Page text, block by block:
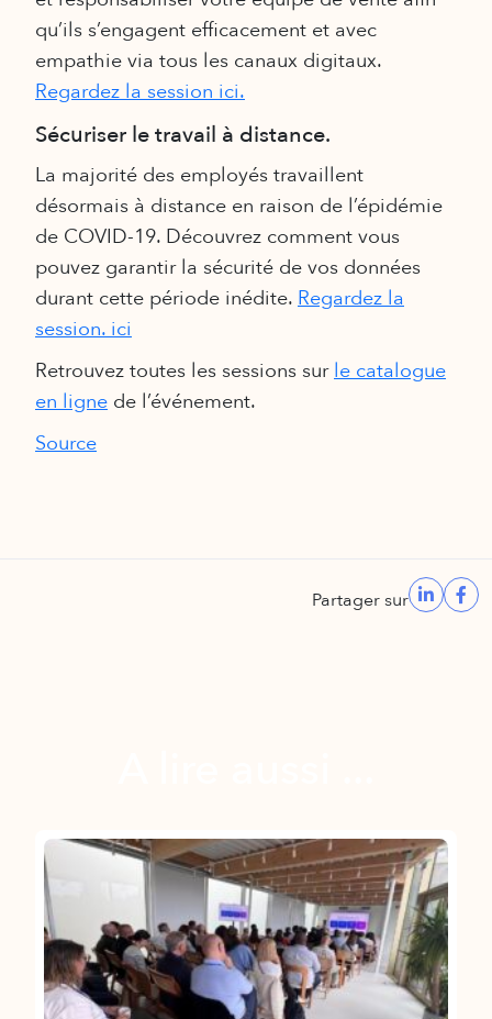
qu’ils s’engagent efficacement et avec
empathie via tous les canaux digitaux.
Regardez la session ici.
Sécuriser le travail à distance.
La majorité des employés travaillent
désormais à distance en raison de l’épidémie
de COVID-19. Découvrez comment vous
pouvez garantir la sécurité de vos données
durant cette période inédite. Regardez la
session. ici
Retrouvez toutes les sessions surle catalogue
en ligne de l’événement.
Source
Partager sur